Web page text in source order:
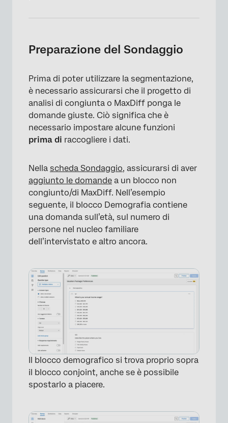
Preparazione del Sondaggio
Prima di poter utilizzare la segmentazione,
è necessario assicurarsi che il progetto di
analisi di congiunta o MaxDiff ponga le
domande giuste. Ciò significa che è
necessario impostare alcune funzioni
prima di raccogliere i dati.
Nella scheda Sondaggio, assicurarsi di aver
aggiunto le domande a un blocco non
congiunto/di MaxDiff. Nell’esempio
seguente, il blocco Demografia contiene
una domanda sull’età, sul numero di
persone nel nucleo familiare
dell’intervistato e altro ancora.
Il blocco demografico si trova proprio sopra
il blocco conjoint, anche se è possibile
spostarlo a piacere.